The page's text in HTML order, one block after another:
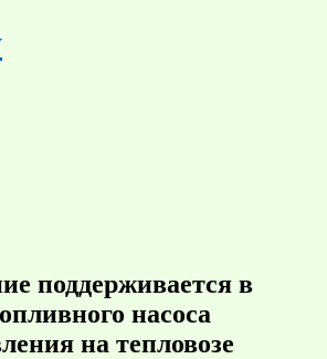
поддерживается в
насоса
на тепловозе